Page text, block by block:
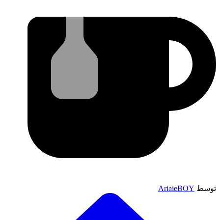
توسطAriaieBOY